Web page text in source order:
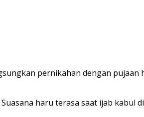
pernikahan dengan pujaan
haru terasa saat ijab kabul